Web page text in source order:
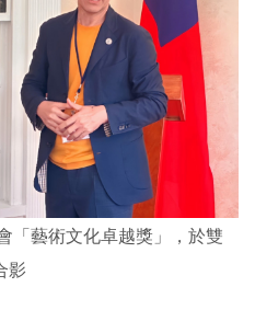
「藝術文化卓越獎」，於雙
影